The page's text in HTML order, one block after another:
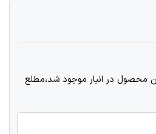
محصول در انبار موجود شد،مطلع